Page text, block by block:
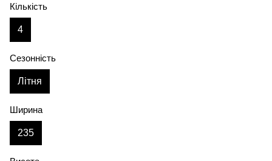
Кількість
4
Сезонність
Літня
Ширина
235